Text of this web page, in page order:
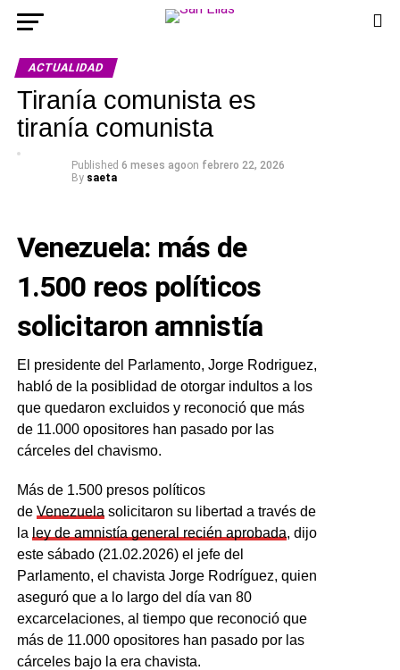
ACTUALIDAD
Tiranía comunista es
tiranía comunista
Published 6 meses agoon febrero 22, 2026
By saeta
Venezuela: más de
1.500 reos políticos
solicitaron amnistía
El presidente del Parlamento, Jorge Rodriguez,
habló de la posiblidad de otorgar indultos a los
que quedaron excluidos y reconoció que más
de 11.000 opositores han pasado por las
cárceles del chavismo.
Más de 1.500 presos políticos
de Venezuela solicitaron su libertad a través de
la ley de amnistía general recién aprobada, dijo
este sábado (21.02.2026) el jefe del
Parlamento, el chavista Jorge Rodríguez, quien
aseguró que a lo largo del día van 80
excarcelaciones, al tiempo que reconoció que
más de 11.000 opositores han pasado por las
cárceles bajo la era chavista.